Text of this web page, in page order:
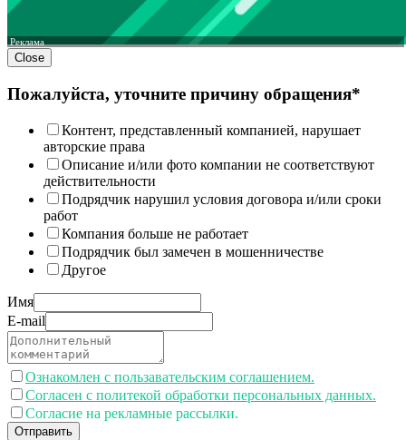
Реклама
Close
Пожалуйста, уточните причину обращения*
Контент, представленный компанией, нарушает
авторские права
Описание и/или фото компании не соответствуют
действительности
Подрядчик нарушил условия договора и/или сроки
работ
Компания больше не работает
Подрядчик был замечен в мошенничестве
Другое
Имя
E-mail
Ознакомлен с пользавательским соглашением.
Согласен с политекой обработки персональных данных.
Согласие на рекламные рассылки.
Отправить